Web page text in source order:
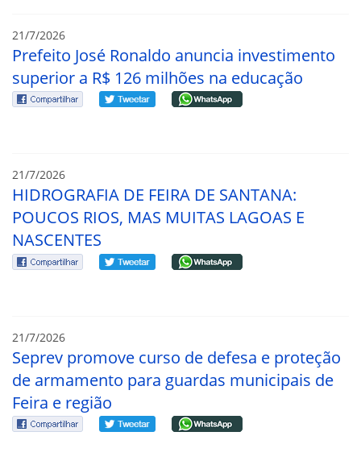
21/7/2026
Prefeito José Ronaldo anuncia investimento
superior a R$ 126 milhões na educação
21/7/2026
HIDROGRAFIA DE FEIRA DE SANTANA:
POUCOS RIOS, MAS MUITAS LAGOAS E
NASCENTES
21/7/2026
Seprev promove curso de defesa e proteção
de armamento para guardas municipais de
Feira e região